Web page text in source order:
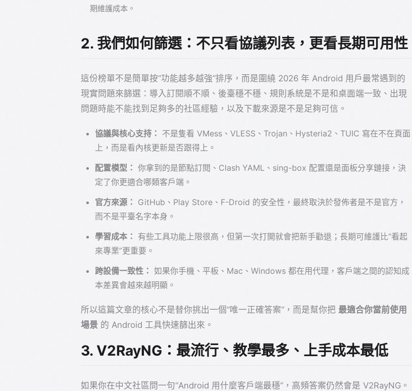
期維護成本。
2. 我們如何篩選：不只看協議列表，更看長期可用性
這份榜單不是簡單按“功能越多越強”排序，而是圍繞 2026 年 Android 用戶最常遇到的
現實問題來篩選：導入訂閱順不順、後臺穩不穩、規則系統是不是和桌面端一致、出現
問題時能不能找到足夠多的社區經驗，以及下載來源是不是足夠可信。
協議與核心支持： 不是隻看 VMess、VLESS、Trojan、Hysteria2、TUIC 寫在不在頁面
上，而是看內核更新是否跟得上。
配置模型： 你拿到的是節點訂閱、Clash YAML、sing-box 配置還是面板分享鏈接，決
定了你更適合哪類客戶端。
官方來源： GitHub、Play Store、F-Droid 的安全性，最終取決於發佈者是不是官方，
而不是平臺名字本身。
學習成本： 有些工具功能上限很高，但第一次打開就會把新手勸退；長期可維護比“看起
來專業”更重要。
跨設備一致性： 如果你手機、平板、Mac、Windows 都在用代理，客戶端之間的認知成
本差異會越來越明顯。
所以這篇文章的核心不是替你挑出一個“唯一正確答案”，而是幫你把 最適合你當前使用
場景 的 Android 工具快速篩出來。
3. V2RayNG：最流行、教學最多、上手成本最低
如果你在中文社區問一句“Android 用什麼客戶端最穩”，高頻答案仍然會是 V2RayNG。